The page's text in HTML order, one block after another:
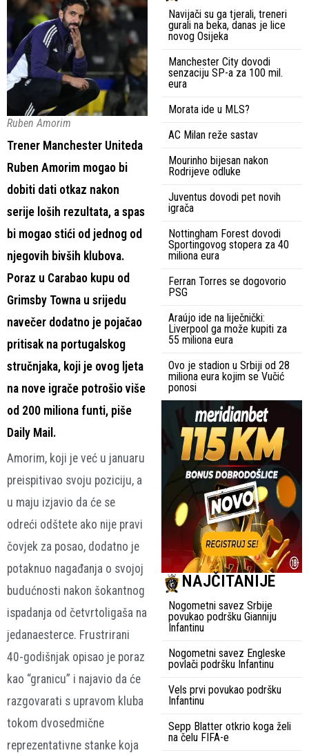
Ruben Amorim
Trener Manchester Uniteda
Ruben Amorim mogao bi
dobiti dati otkaz nakon
serije loših rezultata, a spas
bi mogao stići od jednog od
njegovih bivših klubova.
Poraz u Carabao kupu od
Grimsby Towna u srijedu
navečer dodatno je pojačao
pritisak na portugalskog
stručnjaka, koji je ovog ljeta
na nove igrače potrošio više
od 200 miliona funti, piše
Daily Mail.
Amorim, koji je već u januaru
preispitivao svoju poziciju, a
u maju izjavio da će se
odreći odštete ako nije pravi
čovjek za posao, dodatno je
potaknuo nagađanja o svojoj
budućnosti nakon šokantnog
ispadanja od četvrtoligaša na
jedanaesterce. Frustrirani
40-godišnjak opisao je poraz
kao “granicu” i najavio da će
razgovarati s upravom kluba
tokom dvosedmične
reprezentativne stanke koja
Navijači su ga tjerali, treneri
gurali na beka, danas je lice
novog Osijeka
Manchester City dovodi
senzaciju SP-a za 100 mil.
eura
Morata ide u MLS?
AC Milan reže sastav
Mourinho bijesan nakon
Rodrijeve odluke
Juventus dovodi pet novih
igrača
Nottingham Forest dovodi
Sportingovog stopera za 40
miliona eura
Ferran Torres se dogovorio
PSG
Araújo ide na liječnički:
Liverpool ga može kupiti za
55 miliona eura
Ovo je stadion u Srbiji od 28
miliona eura kojim se Vučić
ponosi
NAJČITANIJE
Nogometni savez Srbije
povukao podršku Gianniju
Infantinu
Nogometni savez Engleske
povlači podršku Infantinu
Vels prvi povukao podršku
Infantinu
Sepp Blatter otkrio koga želi
na čelu FIFA-e